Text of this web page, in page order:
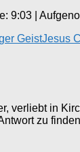
9:03
GeistJesus
verliebt in
zu